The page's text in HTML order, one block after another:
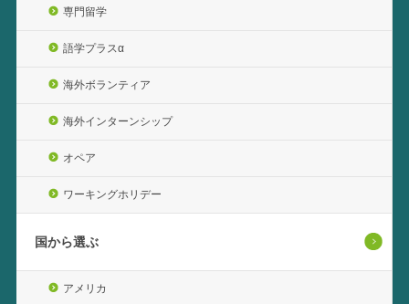
専門留学
語学プラスα
海外ボランティア
海外インターンシップ
オペア
ワーキングホリデー
国から選ぶ
アメリカ